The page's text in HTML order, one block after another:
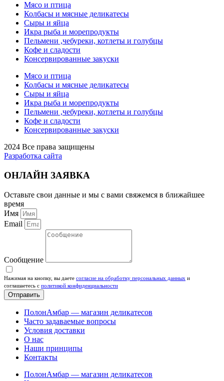
Мясо и птица
Колбасы и мясные деликатесы
Сыры и яйца
Икра рыба и морепродукты
Пельмени ,чебуреки, котлеты и голубцы
Кофе и сладости
Консервированные закуски
Мясо и птица
Колбасы и мясные деликатесы
Сыры и яйца
Икра рыба и морепродукты
Пельмени ,чебуреки, котлеты и голубцы
Кофе и сладости
Консервированные закуски
2024 Все права защищены
Разработка сайта
ОНЛАЙН ЗАЯВКА
Оставьте свои данные и мы с вами свяжемся в ближайшее
время
Имя
Email
Сообщение
Нажимая на кнопку, вы даете согласие на обработку персональных данных и
соглашаетесь c политикой конфиденциальности
Отправить
ПолонАмбар — магазин деликатесов
Часто задаваемые вопросы
Условия доставки
О нас
Наши принципы
Контакты
ПолонАмбар — магазин деликатесов